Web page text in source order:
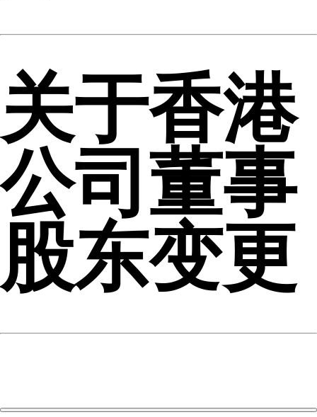
关于香港
公司董事
股东变更